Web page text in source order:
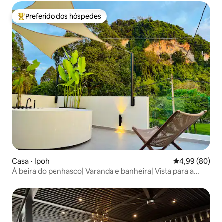
Entre os melhores preferidos dos hóspedes
Preferido dos hóspedes
Casa ⋅ Ipoh 4,99 de uma
4,99 (80)
À beira do penhasco| Varanda e banheira| Vista para a